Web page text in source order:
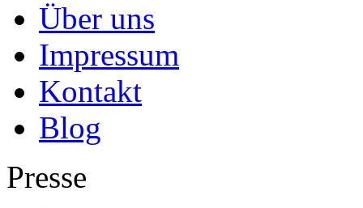
Über uns
Impressum
Kontakt
Blog
Presse